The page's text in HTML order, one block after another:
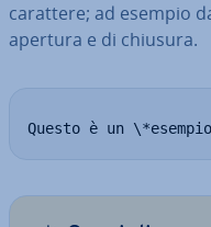
carattere; ad esempio
apertura e di chiusura.
Questo è un